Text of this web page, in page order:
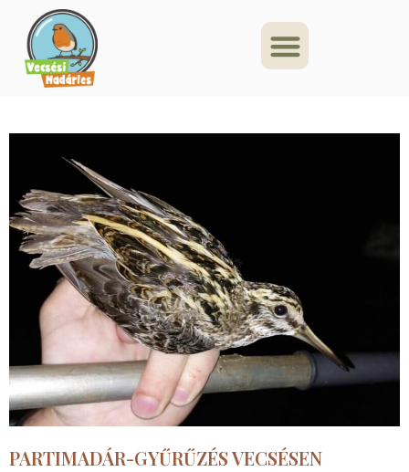
PARTIMADÁR-GYŰRŰZÉS VECSÉSEN